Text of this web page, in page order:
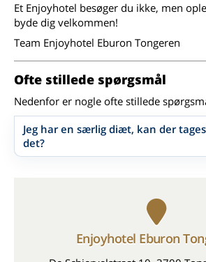
Et Enjoyhotel besøger du ikke, men
byde dig velkommen!
Team Enjoyhotel Eburon Tongeren
Ofte stillede spørgsmål
Nedenfor er nogle ofte stillede
Jeg har en særlig diæt, kan der
det?
Enjoyhotel Eburon